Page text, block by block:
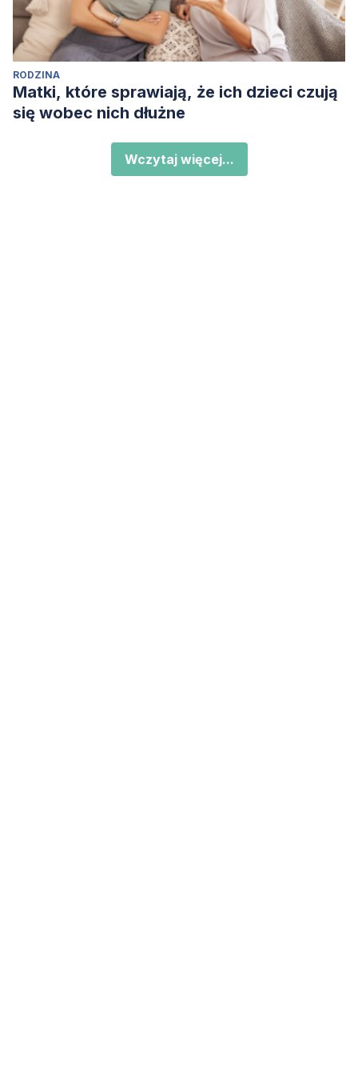
RODZINA
Matki, które sprawiają, że ich dzieci czują
się wobec nich dłużne
Wczytaj więcej...